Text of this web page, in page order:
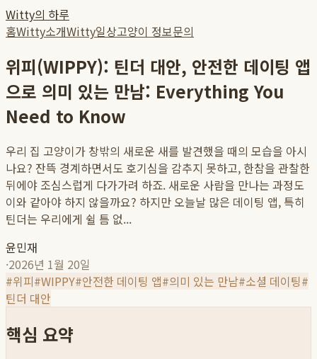
Witty의 하루
홈Witty소개Witty일상고양이 정보문의
위피(WIPPY): 틴더 대안, 안전한 데이팅 앱
으로 의미 있는 만남: Everything You
Need to Know
우리 집 고양이가 창밖의 새로운 새를 발견했을 때의 모습을 아시
나요? 잔뜩 경계하면서도 호기심을 감추지 못하고, 한참을 관찰한
뒤에야 조심스럽게 다가가려 하죠. 새로운 사람을 만나는 과정도
이와 같아야 하지 않을까요? 하지만 오늘날 많은 데이팅 앱, 특히
틴더는 우리에게 쉴 틈 없...
윤민재
·2026년 1월 20일
#위피#WIPPY#안전한 데이팅 앱#의미 있는 만남#소셜 데이팅#
틴더 대안
핵심 요약